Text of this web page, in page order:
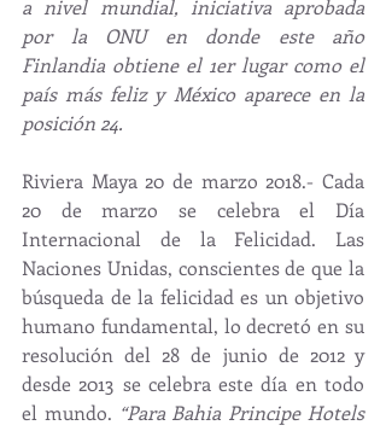
a nivel mundial, iniciativa aprobada
por la ONU en donde este año
Finlandia obtiene el 1er lugar como el
país más feliz y México aparece en la
posición 24.
Riviera Maya 20 de marzo 2018.- Cada
20 de marzo se celebra el Día
Internacional de la Felicidad. Las
Naciones Unidas, conscientes de que la
búsqueda de la felicidad es un objetivo
humano fundamental, lo decretó en su
resolución del 28 de junio de 2012 y
desde 2013 se celebra este día en todo
el mundo. “Para Bahia Principe Hotels